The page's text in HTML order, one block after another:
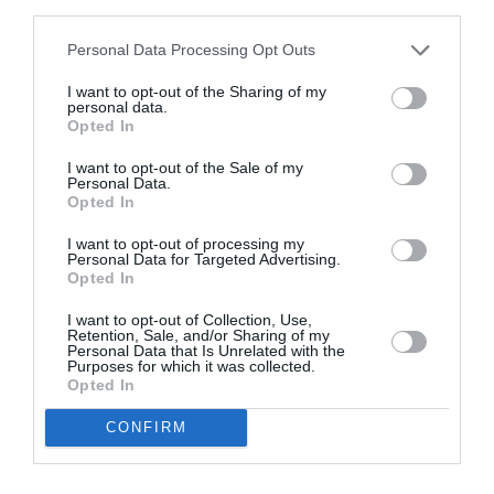
Personal Data Processing Opt Outs
I want to opt-out of the Sharing of my
personal data.
Opted In
I want to opt-out of the Sale of my
Personal Data.
Opted In
I want to opt-out of processing my
Personal Data for Targeted Advertising.
Opted In
I want to opt-out of Collection, Use,
Retention, Sale, and/or Sharing of my
Personal Data that Is Unrelated with the
Purposes for which it was collected.
Opted In
CONFIRM
ΓΙΑΝΝΗΣ ΚΑΛΑΒΡΙΑΝΟΣ
ΔΡΑΣΤΗΡΙΟΤΗΤΕΣ ΓΙΑ ΠΑΙΔΙΑ
ΕΚΠΑΙΔΕΥΤΙΚΑ ΠΡΟΓΡΑΜΜΑΤΑ
ΚΛΑΣΙΚΗ - ΟΠΕΡΑ
ΚΟΡΝΗΛΙΟΣ ΣΕΛΑΜΣΗΣ
Newsletter
την Τέχνη και τον Πολιτισμό!